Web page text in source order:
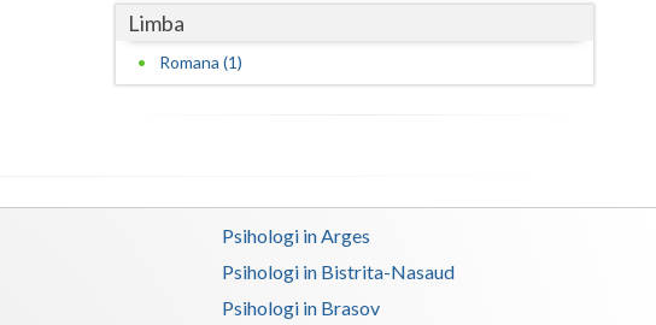
Vrancea
Limba
Romana (1)
Psihologi in Arges
Psihologi in Bistrita-Nasaud
Psihologi in Brasov